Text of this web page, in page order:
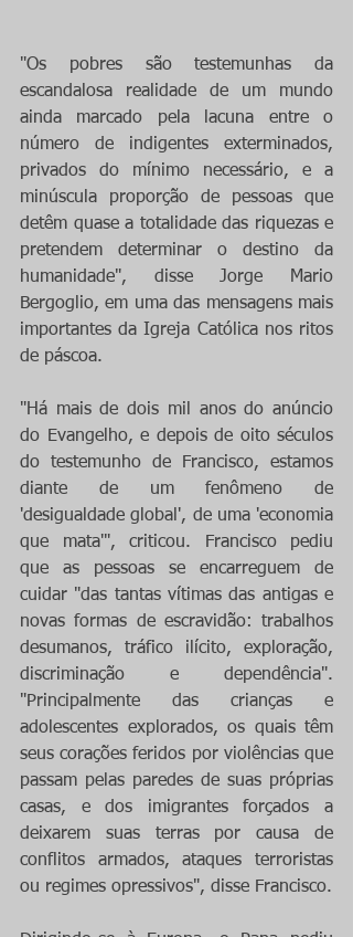
"Os pobres são testemunhas da
escandalosa realidade de um mundo
ainda marcado pela lacuna entre o
número de indigentes exterminados,
privados do mínimo necessário, e a
minúscula proporção de pessoas que
detêm quase a totalidade das riquezas e
pretendem determinar o destino da
humanidade", disse Jorge Mario
Bergoglio, em uma das mensagens mais
importantes da Igreja Católica nos ritos
de páscoa.
"Há mais de dois mil anos do anúncio
do Evangelho, e depois de oito séculos
do testemunho de Francisco, estamos
diante de um fenômeno de
'desigualdade global', de uma 'economia
que mata'", criticou. Francisco pediu
que as pessoas se encarreguem de
cuidar "das tantas vítimas das antigas e
novas formas de escravidão: trabalhos
desumanos, tráfico ilícito, exploração,
discriminação e dependência".
"Principalmente das crianças e
adolescentes explorados, os quais têm
seus corações feridos por violências que
passam pelas paredes de suas próprias
casas, e dos imigrantes forçados a
deixarem suas terras por causa de
conflitos armados, ataques terroristas
ou regimes opressivos", disse Francisco.